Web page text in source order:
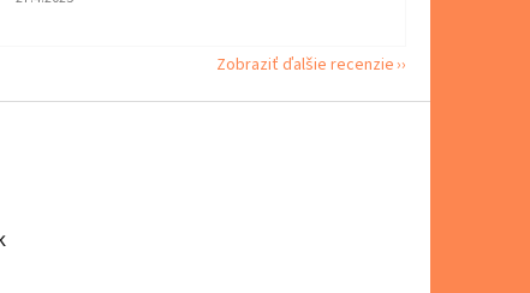
Zobraziť ďalšie recenzie